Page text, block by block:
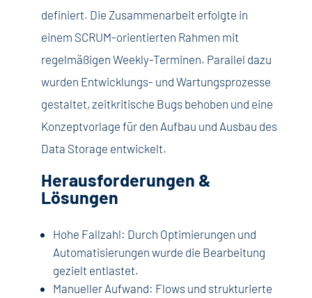
definiert. Die Zusammenarbeit erfolgte in
einem SCRUM-orientierten Rahmen mit
regelmäßigen Weekly-Terminen. Parallel dazu
wurden Entwicklungs- und Wartungsprozesse
gestaltet, zeitkritische Bugs behoben und eine
Konzeptvorlage für den Aufbau und Ausbau des
Data Storage entwickelt.
Herausforderungen &
Lösungen
Hohe Fallzahl: Durch Optimierungen und
Automatisierungen wurde die Bearbeitung
gezielt entlastet.
Manueller Aufwand: Flows und strukturierte